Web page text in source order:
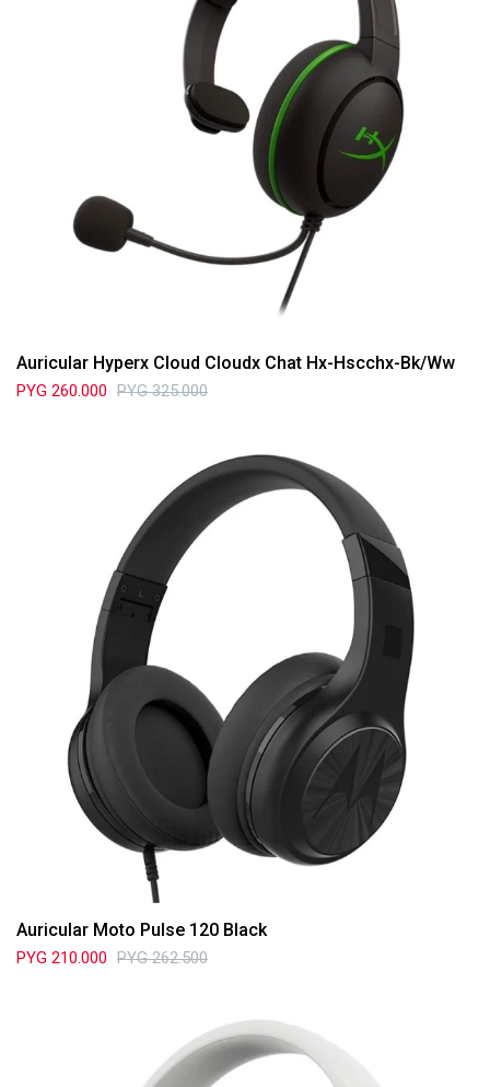
Auricular Hyperx Cloud Cloudx Chat Hx-Hscchx-Bk/Ww
PYG 260.000 PYG 325.000
Auricular Moto Pulse 120 Black
PYG 210.000 PYG 262.500